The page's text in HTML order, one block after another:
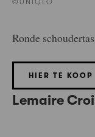
Ronde
HIER TE KOOP
Lemaire